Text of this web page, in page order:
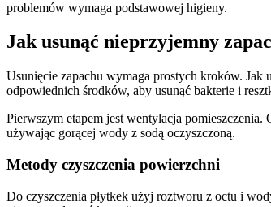
problemów wymaga podstawowej higieny.
Jak usunąć nieprzyjemny
Usunięcie zapachu wymaga prostych kroków. Jak
odpowiednich środków, aby usunąć bakterie i
Pierwszym etapem jest wentylacja
używając gorącej wody z sodą oczyszczoną.
Metody czyszczenia powierzchni
Do czyszczenia płytkek użyj roztworu z octu i